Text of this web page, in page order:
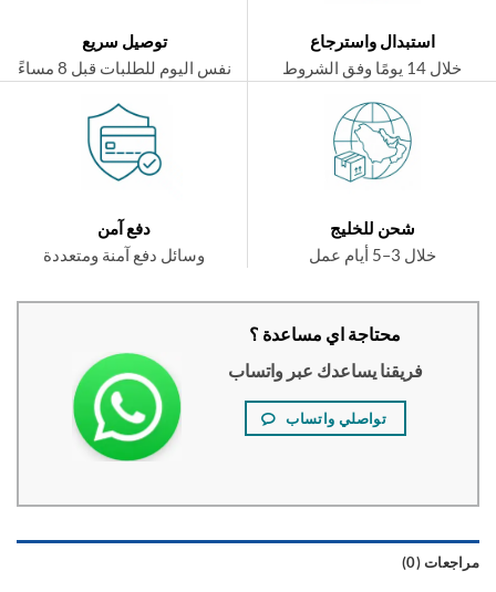
استبدال واسترجاع
توصيل سريع
نفس اليوم للطلبات قبل 8 مساءً
شحن للخليج
دفع آمن
وسائل دفع آمنة ومتعددة
محتاجة اي مساعدة ؟
فريقنا يساعدك عبر واتساب
تواصلي واتساب
(0)